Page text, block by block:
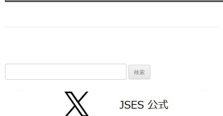
索: